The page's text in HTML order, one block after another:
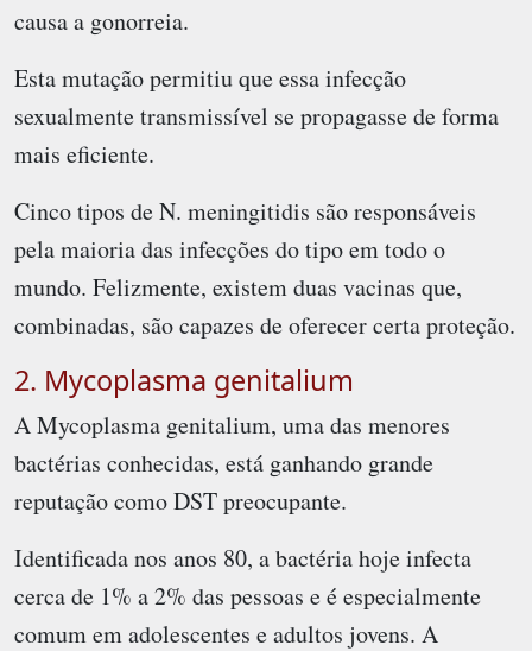
causa a gonorreia.
Esta mutação permitiu que essa infecção
sexualmente transmissível se propagasse de forma
mais eficiente.
Cinco tipos de N. meningitidis são responsáveis
pela maioria das infecções do tipo em todo o
mundo. Felizmente, existem duas vacinas que,
combinadas, são capazes de oferecer certa proteção.
2. Mycoplasma genitalium
A Mycoplasma genitalium, uma das menores
bactérias conhecidas, está ganhando grande
reputação como DST preocupante.
Identificada nos anos 80, a bactéria hoje infecta
cerca de 1% a 2% das pessoas e é especialmente
comum em adolescentes e adultos jovens. A